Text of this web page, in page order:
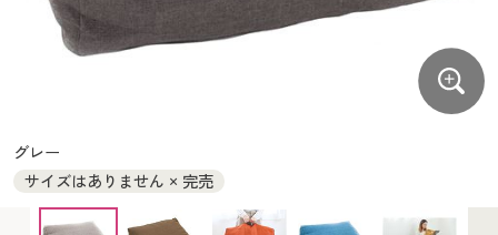
大きいサイズ レディース下着
大きいサイズ 事務・制服
シークレットセール
商品カテゴリ一覧
カタログ・チラシからのご注文
デジタルカタログ
大きいサイズ メンズ
カタログ
カタログ無料プレゼント
グレー
サイズはありません × 完売